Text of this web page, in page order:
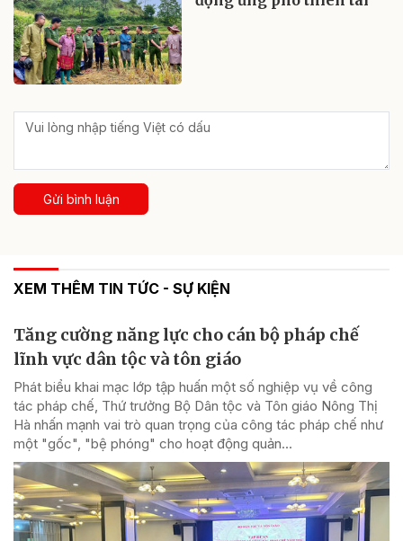
Gửi bình luận
XEM THÊM TIN TỨC - SỰ KIỆN
Tăng cường năng lực cho cán bộ pháp chế
lĩnh vực dân tộc và tôn giáo
Phát biểu khai mạc lớp tập huấn một số nghiệp vụ về công
tác pháp chế, Thứ trưởng Bộ Dân tộc và Tôn giáo Nông Thị
Hà nhấn mạnh vai trò quan trọng của công tác pháp chế như
một "gốc", "bệ phóng" cho hoạt động quản...